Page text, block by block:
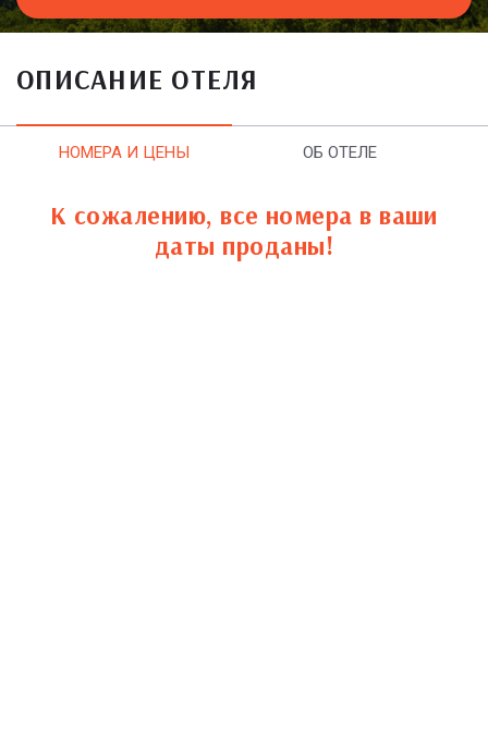
ОПИСАНИЕ ОТЕЛЯ
НОМЕРА И ЦЕНЫ ОБ ОТЕЛЕ
К сожалению, все номера в ваши
даты проданы!